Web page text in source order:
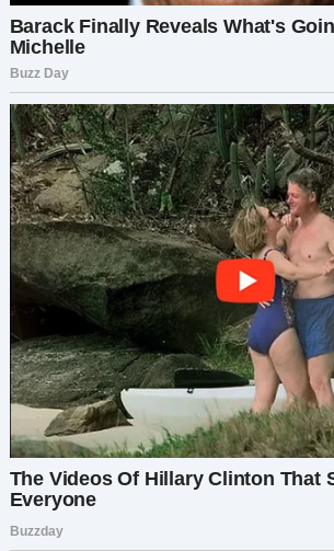
сделана из фарфора и лунного
«Она идеальна», — прошептал он.
В ту ночь, пока Майя спала в
палате, Стас подошёл ко мне с
руках.
«Спасибо», — тихо сказал он. —
показала мне. За то, что не
остаться… тем человеком,
Я улыбнулась. «Просто оставайся
нужен. Это всё, о чём я прошу».
Когда я уезжала, Майя обняла
что я едва могла дышать.
«Ты вернула мне мужа, — сказала
слёзы. — А наша девочка? Теперь
отец, на которого можно
Я обняла её в ответ с лёгким
что Стас не идеален. Никто не
люди способны меняться, когда
поставлено на карту.
А если он когда-нибудь забудет?